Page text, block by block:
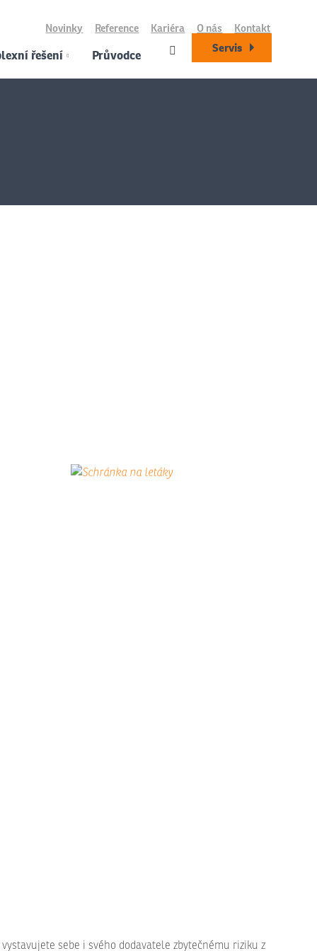
řešení Průvodce Servis
Novinky Reference Kariéra O nás Kontakt
sebe i svého dodavatele zbytečnému riziku z